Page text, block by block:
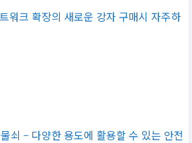
워크 확장의 새로운 강자 구매시 자주하
쇠 – 다양한 용도에 활용할 수 있는 안전